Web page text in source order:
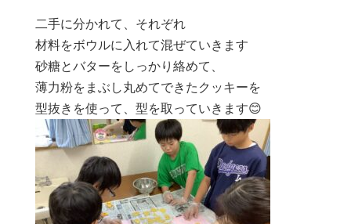
二手に分かれて、それぞれ
材料をボウルに入れて混ぜていきます
砂糖とバターをしっかり絡めて、
薄力粉をまぶし丸めてできたクッキーを
型抜きを使って、型を取っていきます😊